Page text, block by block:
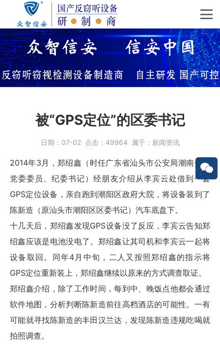
被“GPS定位”的区委书记
日期： 07-02 点击： 49964 属于： 新闻资讯
2014年3月，郑绍鑫（时任广东省汕头市公安局潮南分局
党委委员、纪委书记）经朋友介绍从李宾云处借到一套
GPS定位设备，亲自跑到潮阳区政府大院，将设备装到了
陈新造（原汕头市潮阳区区委书记）汽车底盘下。
十几天后，郑绍鑫发现GPS设备没了反应，李宾云告知郑
绍鑫应该是电池没电了。郑绍鑫让其司机和李宾云一起将
设备取回。同年4月中旬，二人又按照郑绍鑫的指示将
GPS定位重新装上，郑绍鑫继续以原来的方式调查取证。
郑绍鑫介绍，除了工作时间，每到中、晚饭点他都会通过
软件地图，分析判断陈新造前往高档酒店的可能性。一有
可能就寻找陈新造的丰田汉兰达，发现陈新造违规吃喝就
拍照调查。